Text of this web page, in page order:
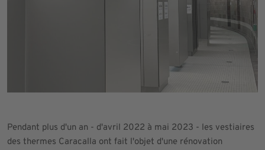
Pendant plus d'un an - d'avril 2022 à mai 2023 - les vestiaires
des thermes Caracalla ont fait l'objet d'une rénovation